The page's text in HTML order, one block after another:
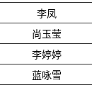
李凤
尚玉莹
李婷婷
蓝咏雪